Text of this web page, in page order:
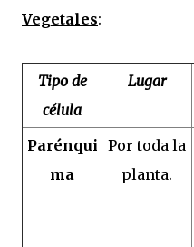
Vegetales:
Tipo de
célula
Lugar
Parénqui
ma
Por toda la
planta.